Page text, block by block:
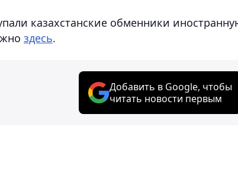
казахстанские обменники
здесь.
Добавить в Google, чтобы
читать новости первым